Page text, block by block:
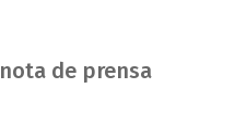
de prensa